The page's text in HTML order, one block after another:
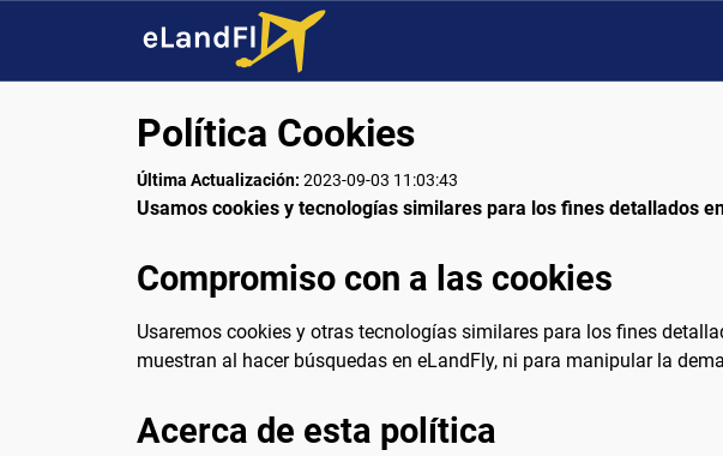
Política Cookies
Última Actualización: 2023-09-03 11:03:43
Usamos cookies y tecnologías similares para los fines detallados
Compromiso con a las cookies
Usaremos cookies y otras tecnologías similares para los fines
muestran al hacer búsquedas en eLandFly, ni para manipular la
Acerca de esta política